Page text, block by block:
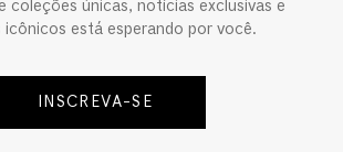
coleções únicas, notícias exclusivas e
está esperando por você.
INSCREVA-SE